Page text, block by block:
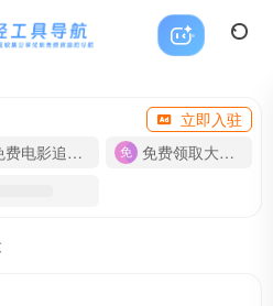
立即入驻
免费电影追剧APP 免费领取大流量卡【500G】